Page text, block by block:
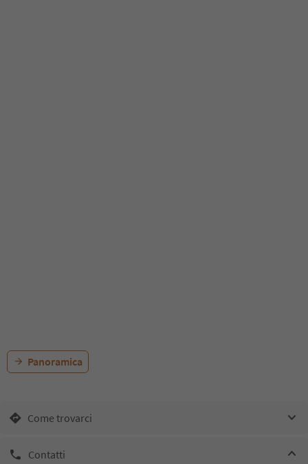
Panoramica
Come trovarci
Contatti